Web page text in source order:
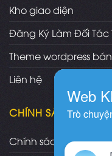
Kho giao diện
Đăng Ký Làm Đối Tác
Theme wordpress
Liên hệ
CHÍNH SÁCH
Chính sách và quy